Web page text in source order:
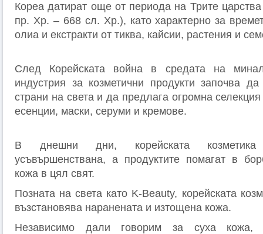
Кореа датират още от периода на Трите
пр. Хр. – 668 сл. Хр.), като характерно за
олиа и екстракти от тиква, кайсии, растения и
След Корейската война в средата на
индустрия за козметични продукти започва
страни на света и да предлага огромна селекция
есенции, маски, серуми и кремове.
В днешни дни, корейската
усъвършенствана, а продуктите помагат в
кожа в цял свят.
Позната на света като K-Beauty, корейската
възстановява наранената и изтощена кожа.
Независимо дали говорим за суха кожа,